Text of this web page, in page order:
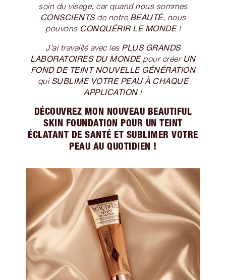
soin du visage, car quand nous sommes
CONSCIENTSde notre BEAUTÉ, nous
pouvons CONQUÉRIR LE MONDE!
J'ai travaillé avec les PLUS GRANDS
LABORATOIRES DU MONDEpour créer UN
FOND DE TEINT NOUVELLE GÉNÉRATION
qui SUBLIME VOTRE PEAU À CHAQUE
APPLICATION!
DÉCOUVREZ MON NOUVEAU BEAUTIFUL
SKIN FOUNDATION POUR UN TEINT
ÉCLATANT DE SANTÉ ET SUBLIMER VOTRE
PEAU AU QUOTIDIEN !